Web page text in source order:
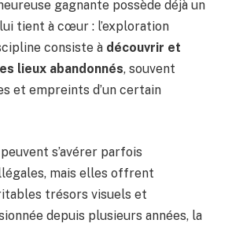
gagnante possède déjà un
tient à cœur : l’exploration
consiste à découvrir et
lieux abandonnés, souvent
et empreints d’un certain
s’avérer parfois
mais elles offrent
trésors visuels et
depuis plusieurs années, la